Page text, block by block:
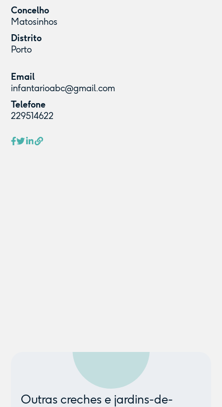
Concelho
Matosinhos
Distrito
Porto
Email
infantarioabc@gmail.com
Telefone
229514622
Outras creches e jardins-de-